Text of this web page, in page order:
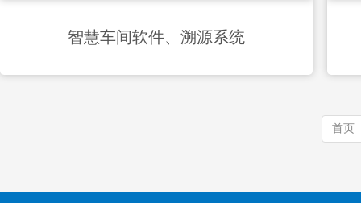
智慧车间软件、溯源系统
首页